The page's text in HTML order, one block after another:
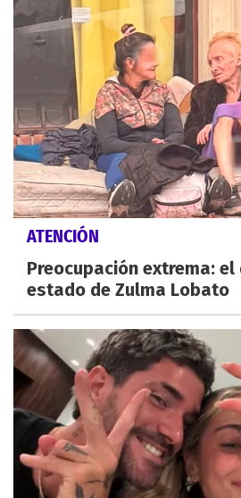
ATENCIÓN
Preocupación extrema:
estado de Zulma Lobato